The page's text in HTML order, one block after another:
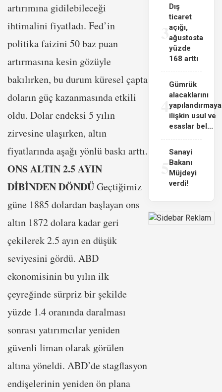
artırımına gidilebileceği
ihtimalini fiyatladı. Fed’in
politika faizini 50 baz puan
artırmasına kesin gözüyle
bakılırken, bu durum küresel çapta
doların güç kazanmasında etkili
oldu. Dolar endeksi 5 yılın
zirvesine ulaşırken, altın
fiyatlarında aşağı yönlü baskı arttı.
ONS ALTIN 2.5 AYIN
DİBİNDEN DÖNDÜGeçtiğimiz
güne 1885 dolardan başlayan ons
altın 1872 dolara kadar geri
çekilerek 2.5 ayın en düşük
seviyesini gördü. ABD
ekonomisinin bu yılın ilk
çeyreğinde sürpriz bir şekilde
yüzde 1.4 oranında daralması
sonrası yatırımcılar yeniden
güvenli liman olarak görülen
altına yöneldi. ABD’de stagflasyon
endişelerinin yeniden ön plana
3
Dış
ticaret
açığı,
ağustosta
yüzde
168 arttı
4
Gümrük
alacaklarını
yapılandırmaya
ilişkin usul ve
esaslar bel...
Sanayi
Bakanı
Müjdeyi
verdi!